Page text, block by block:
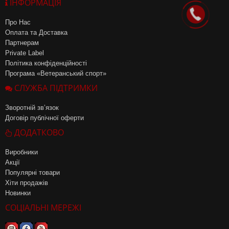
ІНФОРМАЦІЯ
Про Нас
Оплата та Доставка
Партнерам
Private Label
Політика конфіденційності
Програма «Ветеранський спорт»
СЛУЖБА ПІДТРИМКИ
Зворотній зв’язок
Договір публічної оферти
ДОДАТКОВО
Виробники
Акції
Популярні товари
Хіти продажів
Новинки
СОЦІАЛЬНІ МЕРЕЖІ